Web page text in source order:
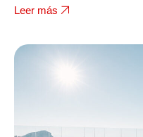
Leer más